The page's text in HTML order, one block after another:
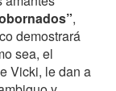
,
demostrará
sea, el
Vicki, le dan a